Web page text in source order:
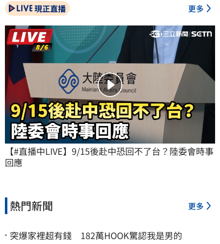
現正直播 更多
【#直播中LIVE】9/15後赴中恐回不了台？陸委會時事
回應
熱門新聞 更多
突爆家裡超有錢 182萬HOOK驚認我是男的